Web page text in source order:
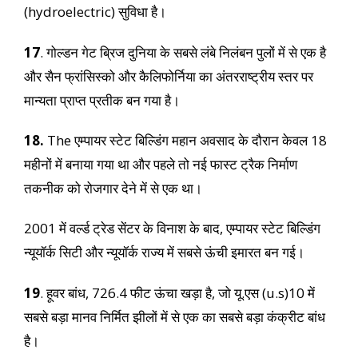
(hydroelectric) सुविधा है।
17. गोल्डन गेट ब्रिज दुनिया के सबसे लंबे निलंबन पुलों में से एक है
और सैन फ्रांसिस्को और कैलिफोर्निया का अंतरराष्ट्रीय स्तर पर
मान्यता प्राप्त प्रतीक बन गया है।
18. The एम्पायर स्टेट बिल्डिंग महान अवसाद के दौरान केवल 18
महीनों में बनाया गया था और पहले तो नई फास्ट ट्रैक निर्माण
तकनीक को रोजगार देने में से एक था।
2001 में वर्ल्ड ट्रेड सेंटर के विनाश के बाद, एम्पायर स्टेट बिल्डिंग
न्यूयॉर्क सिटी और न्यूयॉर्क राज्य में सबसे ऊंची इमारत बन गई।
19. हूवर बांध, 726.4 फीट ऊंचा खड़ा है, जो यू.एस (u.s)10 में
सबसे बड़ा मानव निर्मित झीलों में से एक का सबसे बड़ा कंक्रीट बांध
है।